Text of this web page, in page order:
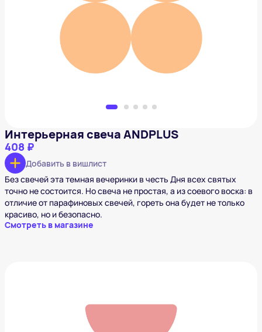
Интерьерная свеча ANDPLUS
408 ₽
Добавить в вишлист
Интерьерная свеча ANDPLUS
408 ₽
Добавить в вишлист
Без свечей эта темная вечеринки в честь Дня всех святых
точно не состоится. Но свеча не простая, а из соевого воска: в
отличие от парафиновых свечей, гореть она будет не только
красиво, но и безопасно.
Смотреть в магазине